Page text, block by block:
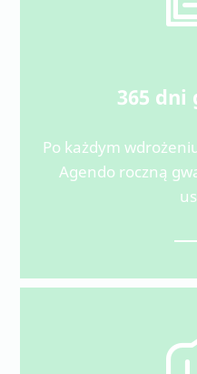
365 dni
Po każdym
Agendo roczną